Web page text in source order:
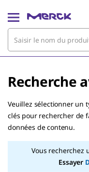
Recherche
Veuillez sélectionner un
clés pour rechercher de
données de contenu.
Vous recherchez
Essayer